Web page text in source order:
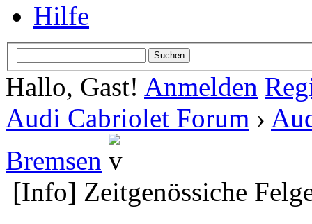
Hilfe
Hallo, Gast! Anmelden
Audi Cabriolet Forum ›
Bremsen
[Info] Zeitgenössiche